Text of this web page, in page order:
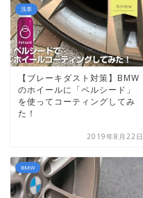
洗車
【ブレーキダスト対策】BMW
のホイールに「ペルシード」
を使ってコーティングしてみ
た！
2019年8月22日
BMW